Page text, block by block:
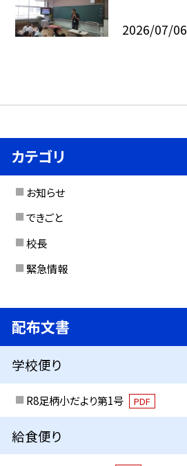
2026/07/06
カテゴリ
お知らせ
できごと
校長
緊急情報
配布文書
学校便り
R8足柄小だより第1号 PDF
給食便り